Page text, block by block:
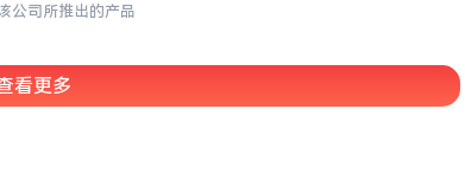
公司所推出的产品
看更多